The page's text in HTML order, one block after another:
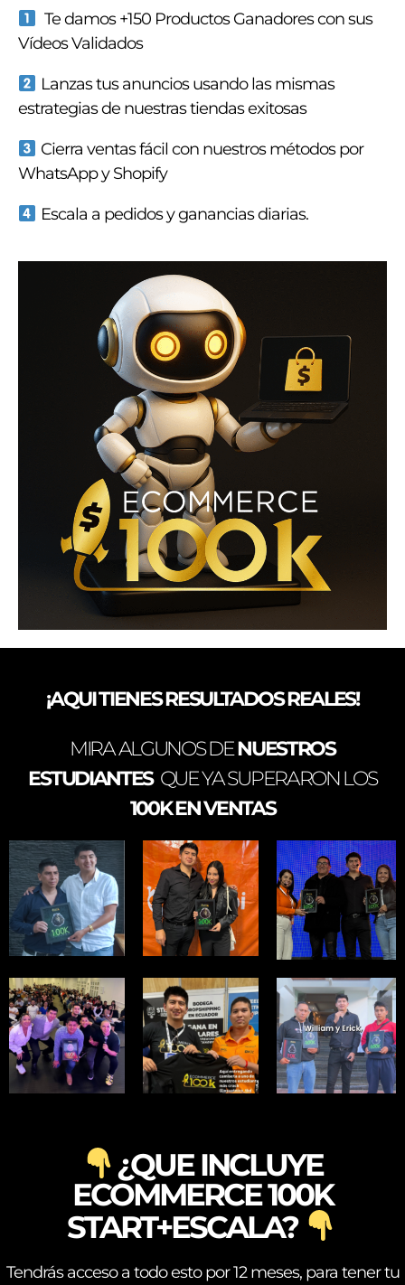
Te damos +150 Productos Ganadores con sus
Vídeos Validados
Lanzas tus anuncios usando las mismas
estrategias de nuestras tiendas exitosas
Cierra ventas fácil con nuestros métodos por
WhatsApp y Shopify
Escala a pedidos y ganancias diarias.
¡AQUI TIENES RESULTADOS REALES!
MIRA ALGUNOS DENUESTROS
ESTUDIANTES QUE YA SUPERARON LOS
100K EN VENTAS
¿QUE INCLUYE
ECOMMERCE 100K
START+ESCALA?
Tendrás acceso a todo esto por 12 meses, para tener tu